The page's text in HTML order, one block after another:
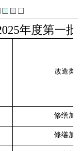
年度第一
改造类型
修缮加固
修缮加固